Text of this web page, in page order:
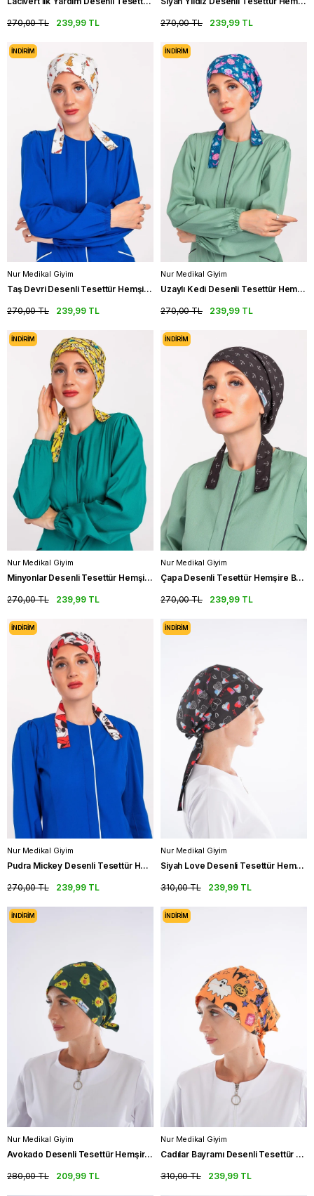
239,99 TL
270,00 TL 239,99 TL
270,00 TL
Nur Medikal Giyim
Taş Devri Desenli Tesettür Hemşire Bonesi Doktor Cerrahi Bone
239,99 TL
270,00 TL
İNDIRIM
Nur Medikal Giyim
Uzaylı Kedi Desenli Tesettür Hemşire Bonesi Doktor Cerrahi Bone
239,99 TL
270,00 TL
İNDIRIM
Nur Medikal Giyim
Minyonlar Desenli Tesettür Hemşire Bonesi Doktor Cerrahi Bone
239,99 TL
270,00 TL
İNDIRIM
Nur Medikal Giyim
Çapa Desenli Tesettür Hemşire Bonesi Doktor Hekim Cerrahi Bone
239,99 TL
270,00 TL
İNDIRIM
Nur Medikal Giyim
Pudra Mickey Desenli Tesettür Hemşire Bonesi Doktor Cerrahi Bone
239,99 TL
270,00 TL
İNDIRIM
Nur Medikal Giyim
Siyah Love Desenli Tesettür Hemşire Bonesi Doktor Hekim Cerrahi Bone
239,99 TL
310,00 TL
İNDIRIM
Nur Medikal Giyim
Avokado Desenli Tesettür Hemşire Bonesi Doktor Hekim Cerrahi Bone
209,99 TL
280,00 TL
İNDIRIM
Nur Medikal Giyim
Cadılar Bayramı Desenli Tesettür Hemşire Bonesi Doktor Cerrahi Bone
239,99 TL
310,00 TL
İNDIRIM